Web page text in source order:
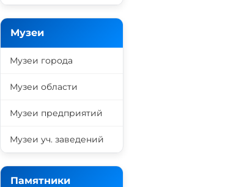
Музеи
Музеи города
Музеи области
Музеи предприятий
Музеи уч. заведений
Памятники